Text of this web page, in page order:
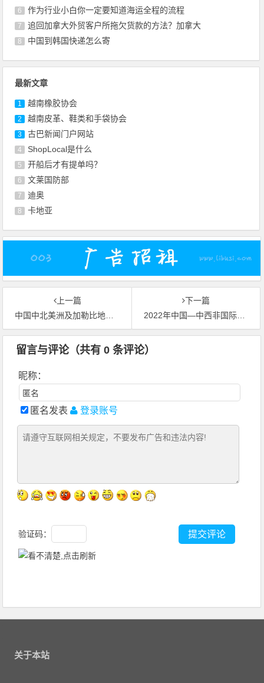
6 作为行业小白你一定要知道海运全程的流程
7 追回加拿大外贸客户所拖欠货款的方法？加拿大
8 中国到韩国快递怎么寄
最新文章
1 越南橡胶协会
2 越南皮革、鞋类和手袋协会
3 古巴新闻门户网站
4 ShopLocal是什么
5 开船后才有提单吗？
6 文莱国防部
7 迪奥
8 卡地亚
上一篇
中国中北美洲及加勒比地区国际贸易数字展览会再度登云
下一篇
2022年中国—中西非国际贸易数字展览会在线开幕
留言与评论（共有0 条评论）
昵称：
匿名发表 登录账号
验证码：
关于本站